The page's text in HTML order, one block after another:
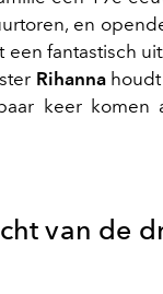
en
een fantastisch
Rihannahoudt
keer komen
van de